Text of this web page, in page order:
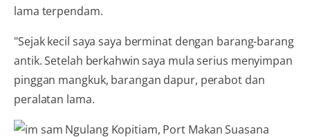
lama terpendam.
"Sejak kecil saya saya berminat dengan barang-barang
antik. Setelah berkahwin saya mula serius menyimpan
pinggan mangkuk, barangan dapur, perabot dan
peralatan lama.